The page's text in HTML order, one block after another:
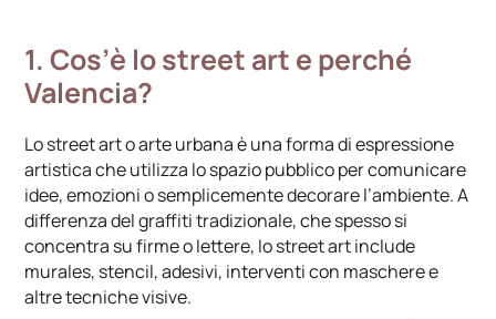
1. Cos’è lo street art e perché
Valencia?
Lo street art o arte urbana è una forma di espressione
artistica che utilizza lo spazio pubblico per comunicare
idee, emozioni o semplicemente decorare l’ambiente. A
differenza del graffiti tradizionale, che spesso si
concentra su firme o lettere, lo street art include
murales, stencil, adesivi, interventi con maschere e
altre tecniche visive.